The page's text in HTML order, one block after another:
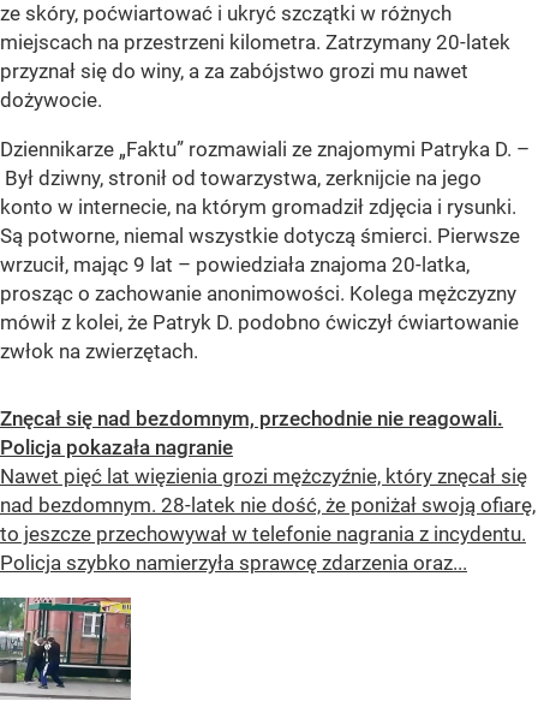
ze skóry, poćwiartować i ukryć szczątki w różnych
miejscach na przestrzeni kilometra. Zatrzymany 20-latek
przyznał się do winy, a za zabójstwo grozi mu nawet
dożywocie.
Dziennikarze „Faktu” rozmawiali ze znajomymi Patryka D. –
Był dziwny, stronił od towarzystwa, zerknijcie na jego
konto w internecie, na którym gromadził zdjęcia i rysunki.
Są potworne, niemal wszystkie dotyczą śmierci. Pierwsze
wrzucił, mając 9 lat – powiedziała znajoma 20-latka,
prosząc o zachowanie anonimowości. Kolega mężczyzny
mówił z kolei, że Patryk D. podobno ćwiczył ćwiartowanie
zwłok na zwierzętach.
Znęcał się nad bezdomnym, przechodnie nie reagowali.
Policja pokazała nagranie
Nawet pięć lat więzienia grozi mężczyźnie, który znęcał się
nad bezdomnym. 28-latek nie dość, że poniżał swoją ofiarę,
to jeszcze przechowywał w telefonie nagrania z incydentu.
Policja szybko namierzyła sprawcę zdarzenia oraz...